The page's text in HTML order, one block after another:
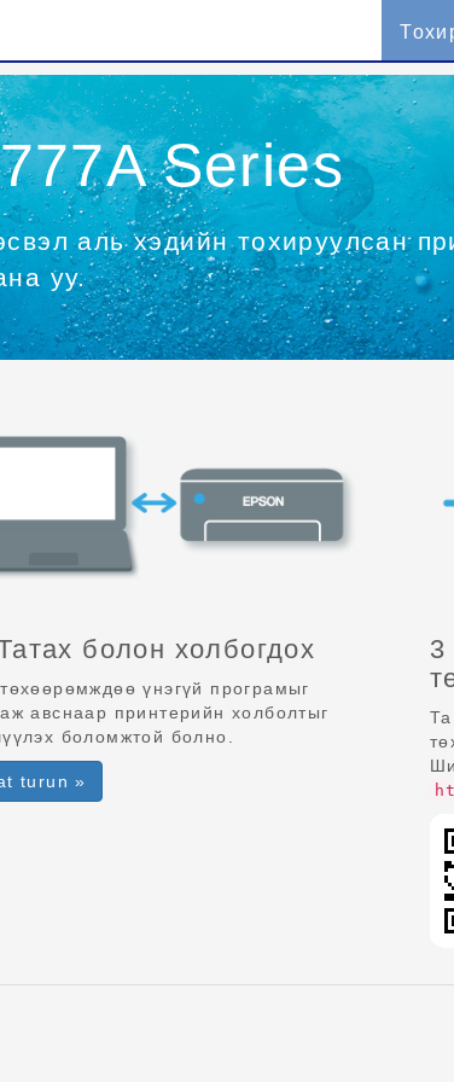
Series
аль хэдийн тохируулсан
уу.
болон холбогдох
үнэгүй програмыг
авснаар принтерийн холболтыг
боломжтой болно.
turun »
3